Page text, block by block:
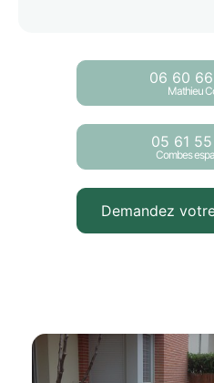
06 60
Mathieu
05 61
Combes
Demandez